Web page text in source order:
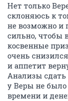
Нет только
склоняюсь к
не возможно и
сильно, чтобы
косвенные
очень
и аппетит
Анализы сдать
у Веры не было
времени и